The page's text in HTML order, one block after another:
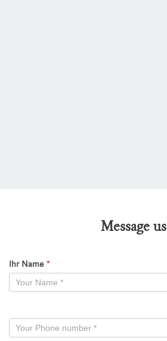
Message us
Kontaktformular
-
Ihr Name *